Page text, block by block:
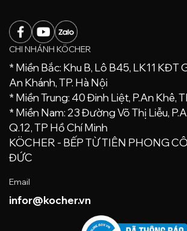
CHI NHÁNH KÖCHER
* Miền Bắc: Khu B, Lô B45, LK11 KĐT
An Khánh, TP. Hà Nội
* Miền Trung: 40 Đinh Liệt, P.An Khê,
* Miền Nam: 23 Đường Võ Thị Liễu,
Q.12, TP Hồ Chí Minh
KÖCHER - BẾP TỪ TIÊN PHONG
ĐỨC
Email
infor@kocher.vn